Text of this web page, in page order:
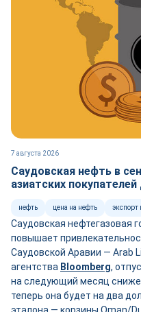
7 августа 2026
Саудовская нефть в
азиатских
нефть цена на нефть экспорт
Саудовская нефтегазовая
повышает
Саудовской Аравии — Arab
агентства Bloomberg,
на следующий месяц
теперь она будет на два